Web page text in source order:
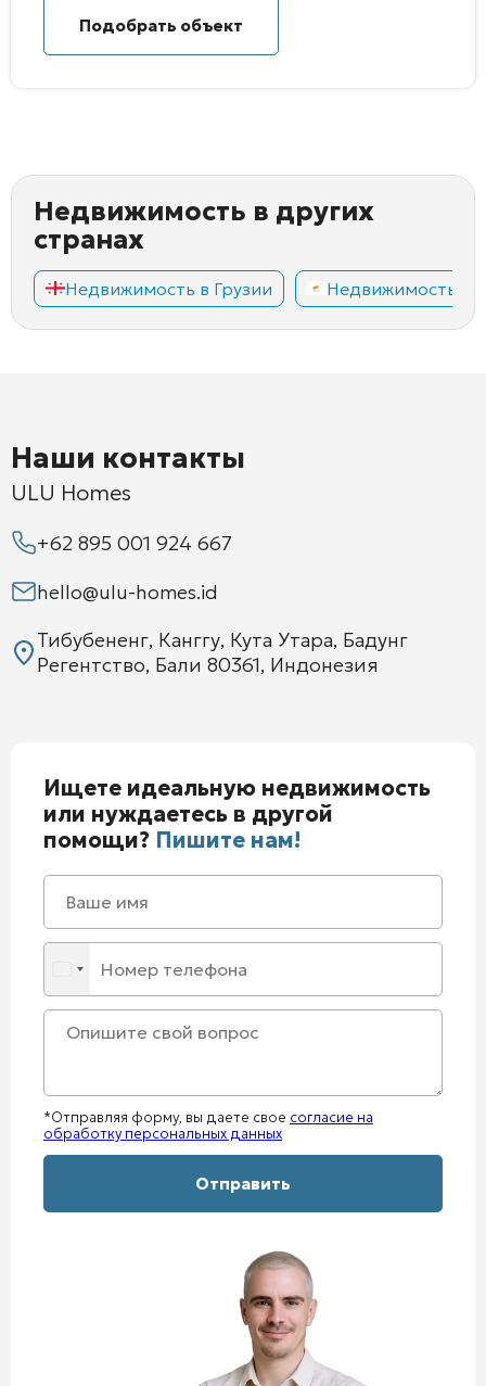
Подобрать объект
Недвижимость в других
странах
Недвижимость в Грузии Недвижимость
Наши контакты
ULU Homes
+62 895 001 924 667
hello@ulu-homes.id
Тибубененг, Канггу, Кута Утара, Бадунг
Регентство, Бали 80361, Индонезия
Ищете идеальную недвижимость
или нуждаетесь в другой
помощи? Пишите нам!
*Отправляя форму, вы даете свое согласие на
обработку персональных данных